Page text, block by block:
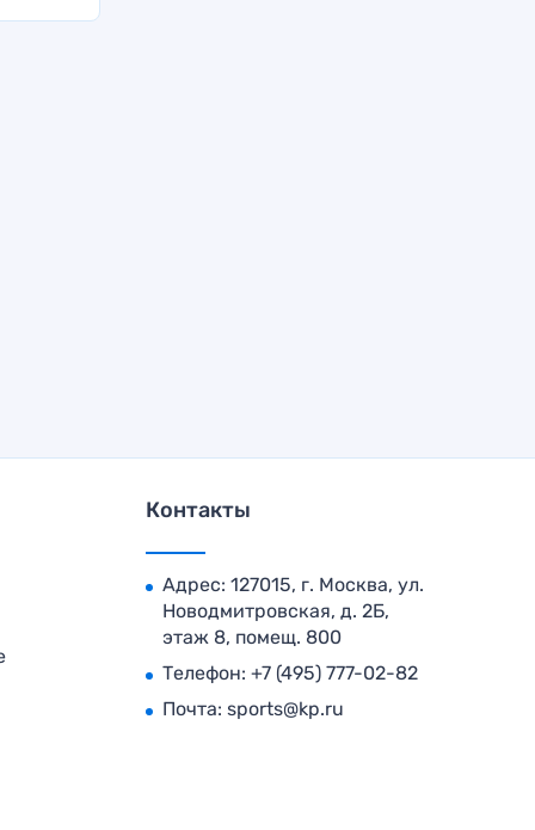
Контакты
Адрес: 127015, г. Москва, ул.
Новодмитровская, д. 2Б,
этаж 8, помещ. 800
Телефон: +7 (495) 777-02-82
Почта: sports@kp.ru